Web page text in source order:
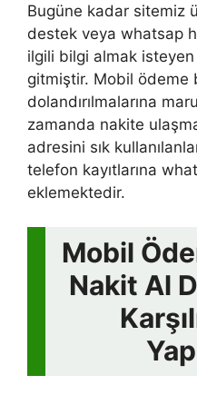
Bugüne kadar sitemiz
destek veya whatsap
ilgili bilgi almak
gitmiştir. Mobil ödeme
dolandırılmalarına
zamanda nakite
adresini sık
telefon kayıtlarına
eklemektedir.
Mobil
Nakit Al